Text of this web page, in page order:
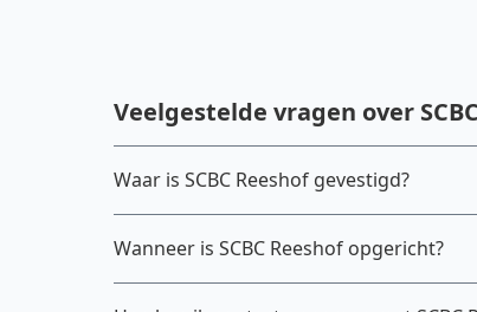
Veelgestelde vragen over
Waar is SCBC Reeshof gevestigd?
Wanneer is SCBC Reeshof opgericht?